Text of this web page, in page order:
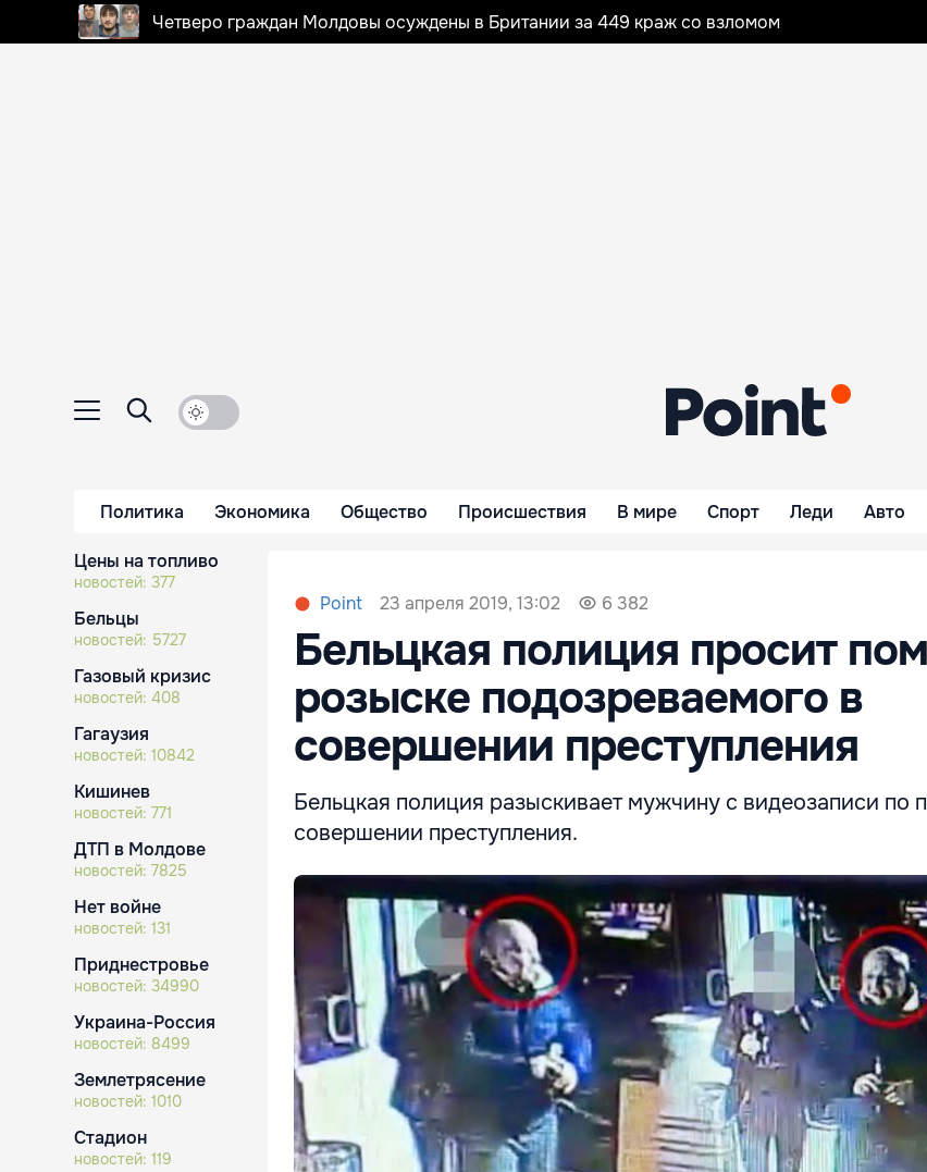
Четверо граждан Молдовы осуждены в Британии за 449 краж со взломом
Политика Экономика Общество Происшествия В мире Спорт Леди Авто
Цены на топливо
новостей: 377
Бельцы
новостей: 5727
Газовый кризис
новостей: 408
Гагаузия
новостей: 10842
Кишинев
новостей: 771
ДТП в Молдове
новостей: 7825
Нет войне
новостей: 131
Приднестровье
новостей: 34990
Украина-Россия
новостей: 8499
Землетрясение
новостей: 1010
Стадион
новостей: 119
Point 23 апреля 2019, 13:02 6 382
Бельцкая полиция просит
розыске подозреваемого в
совершении преступления
Бельцкая полиция разыскивает мужчину с видеозаписи по
совершении преступления.